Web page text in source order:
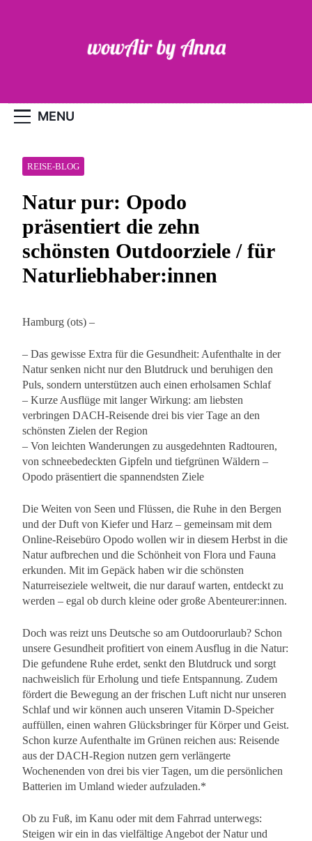
MENU
REISE-BLOG
Natur pur: Opodo
präsentiert die zehn
schönsten Outdoorziele / für
Naturliebhaber:innen
Hamburg (ots) –
– Das gewisse Extra für die Gesundheit: Aufenthalte in der
Natur senken nicht nur den Blutdruck und beruhigen den
Puls, sondern unterstützen auch einen erholsamen Schlaf
– Kurze Ausflüge mit langer Wirkung: am liebsten
verbringen DACH-Reisende drei bis vier Tage an den
schönsten Zielen der Region
– Von leichten Wanderungen zu ausgedehnten Radtouren,
von schneebedeckten Gipfeln und tiefgrünen Wäldern –
Opodo präsentiert die spannendsten Ziele
Die Weiten von Seen und Flüssen, die Ruhe in den Bergen
und der Duft von Kiefer und Harz – gemeinsam mit dem
Online-Reisebüro Opodo wollen wir in diesem Herbst in die
Natur aufbrechen und die Schönheit von Flora und Fauna
erkunden. Mit im Gepäck haben wir die schönsten
Naturreiseziele weltweit, die nur darauf warten, entdeckt zu
werden – egal ob durch kleine oder große Abenteurer:innen.
Doch was reizt uns Deutsche so am Outdoorurlaub? Schon
unsere Gesundheit profitiert von einem Ausflug in die Natur:
Die gefundene Ruhe erdet, senkt den Blutdruck und sorgt
nachweislich für Erholung und tiefe Entspannung. Zudem
fördert die Bewegung an der frischen Luft nicht nur unseren
Schlaf und wir können auch unseren Vitamin D-Speicher
auffüllen, einen wahren Glücksbringer für Körper und Geist.
Schon kurze Aufenthalte im Grünen reichen aus: Reisende
aus der DACH-Region nutzen gern verlängerte
Wochenenden von drei bis vier Tagen, um die persönlichen
Batterien im Umland wieder aufzuladen.*
Ob zu Fuß, im Kanu oder mit dem Fahrrad unterwegs:
Steigen wir ein in das vielfältige Angebot der Natur und